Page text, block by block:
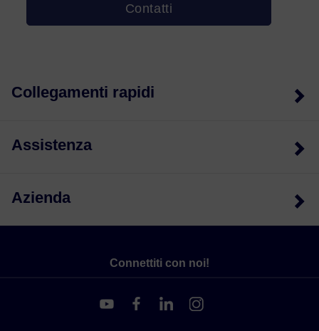
Contatti
Collegamenti rapidi
Assistenza
Azienda
Connettiti con noi!